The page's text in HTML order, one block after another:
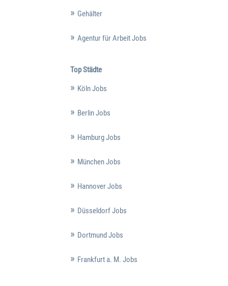
Gehälter
Agentur für Arbeit Jobs
Top Städte
Köln Jobs
Berlin Jobs
Hamburg Jobs
München Jobs
Hannover Jobs
Düsseldorf Jobs
Dortmund Jobs
Frankfurt a. M. Jobs